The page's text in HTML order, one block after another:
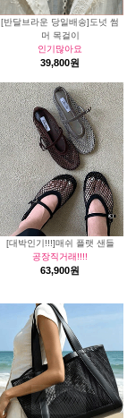
[반달브라운 당일배송]도넛 썸
머 목걸이
인기많아요
39,800원
[대박인기!!!]매쉬 플랫 샌들
공장직거래!!!!
63,900원